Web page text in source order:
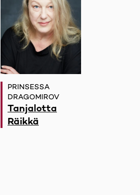
PRINSESSA
DRAGOMIROV
Tanjalotta
Räikkä